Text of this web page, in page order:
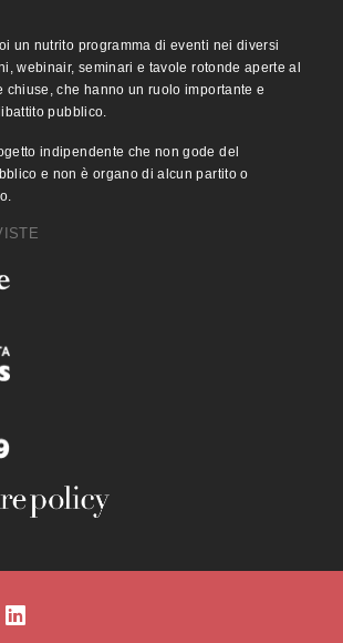
un nutrito programma di eventi nei diversi
webinair, seminari e tavole rotonde aperte al
chiuse, che hanno un ruolo importante e
pubblico.
indipendente che non gode del
e non è organo di alcun partito o